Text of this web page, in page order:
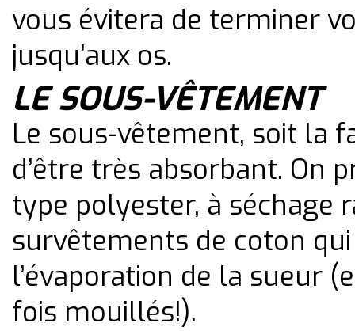
vous évitera de terminer
jusqu’aux os.
LE SOUS-VÊTEMENT
Le sous-vêtement, soit la
d’être très absorbant. On
type polyester, à séchage
survêtements de coton
l’évaporation de la sueur
fois mouillés!).